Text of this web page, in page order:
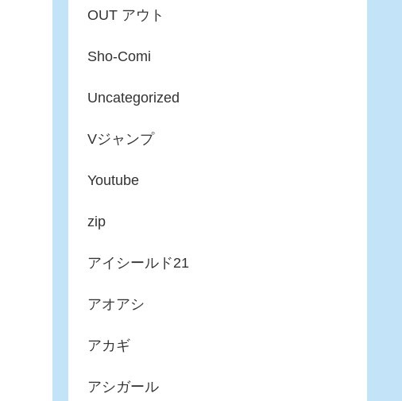
OUT アウト
Sho-Comi
Uncategorized
Vジャンプ
Youtube
zip
アイシールド21
アオアシ
アカギ
アシガール